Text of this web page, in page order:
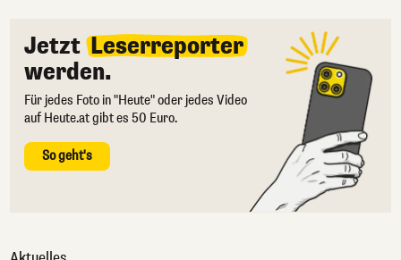
Jetzt Leserreporter
werden.
Für jedes Foto in "Heute" oder jedes Video
auf Heute.at gibt es 50 Euro.
So geht's